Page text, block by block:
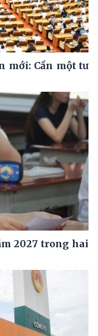
mới: Cần một tư
2027 trong hai